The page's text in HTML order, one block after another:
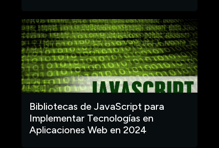
Bibliotecas de JavaScript para
Implementar Tecnologías en
Aplicaciones Web en 2024